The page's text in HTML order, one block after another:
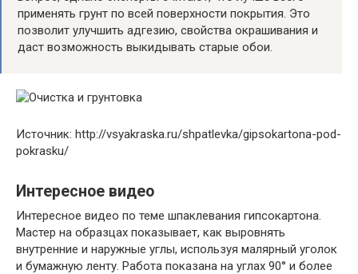
применять грунт по всей поверхности покрытия. Это
позволит улучшить адгезию, свойства окрашивания и
даст возможность выкидывать старые обои.
Источник: http://vsyakraska.ru/shpatlevka/gipsokartona-pod-
pokrasku/
Интересное видео
Интересное видео по теме шпаклевания гипсокартона.
Мастер на образцах показывает, как выровнять
внутренние и наружные углы, используя малярный уголок
и бумажную ленту. Работа показана на углах 90° и более